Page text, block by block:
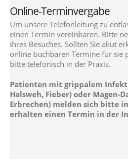
Online-Terminvergabe
Um unsere Telefonleitung zu
einen Termin vereinbaren. Bitte
ihres Besuches. Sollten Sie akut
online buchbaren Termine für sie
bitte telefonisch in der Praxis.
Patienten mit grippalem Infekt
Halsweh, Fieber) oder Magen-
Erbrechen) melden sich bitte
erhalten einen Termin in der